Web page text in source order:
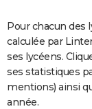
COPAINS D'AVANT
S'inscrire
Se connecter
Lycées
Collèges
Primaires
Universités
Entreprises
Service militaire
Avis de recherche
AVIS DE DÉCÈS
FORUM
Bricolage
Lifestyle
Culture
Sport
Auto
Television
Voyage
Cinema
Pour chacun des
calculée par
ses lycéens.
ses statistiques
mentions) ainsi
année.